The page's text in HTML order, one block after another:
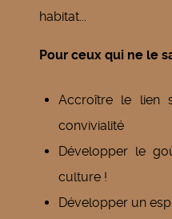
habitat...
Pour ceux qui ne le
Accroître le lien
convivialité
Développer le
culture !
Développer un